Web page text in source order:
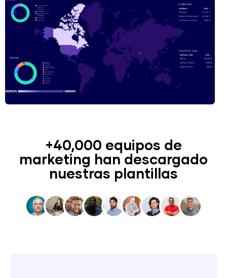
+40,000 equipos de
marketing han descargado
nuestras plantillas